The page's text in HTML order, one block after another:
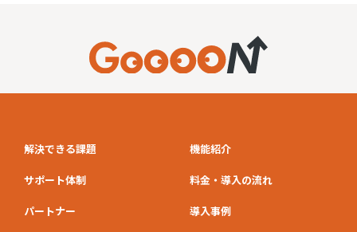
解決できる課題 機能紹介
サポート体制 料金・導入の流れ
パートナー 導入事例